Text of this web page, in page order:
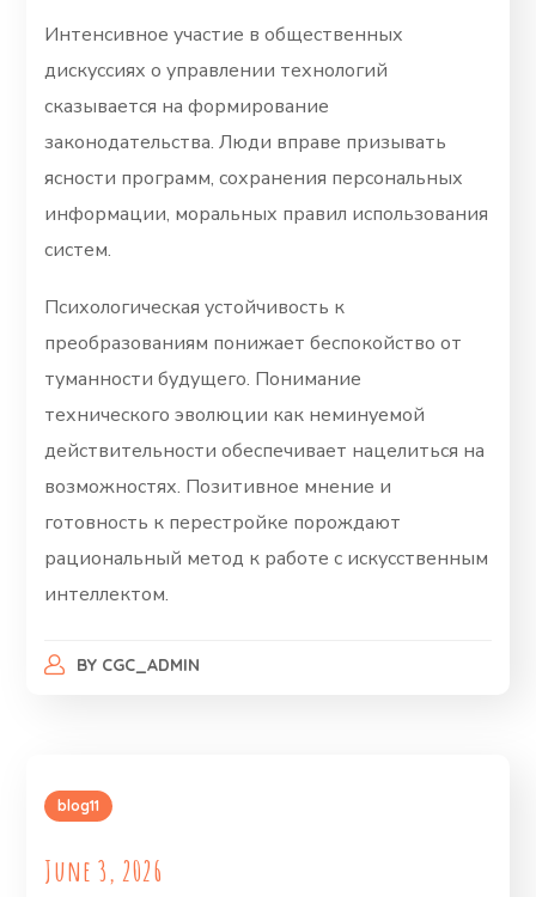
Интенсивное участие в общественных
дискуссиях о управлении технологий
сказывается на формирование
законодательства. Люди вправе призывать
ясности программ, сохранения персональных
информации, моральных правил использования
систем.
Психологическая устойчивость к
преобразованиям понижает беспокойство от
туманности будущего. Понимание
технического эволюции как неминуемой
действительности обеспечивает нацелиться на
возможностях. Позитивное мнение и
готовность к перестройке порождают
рациональный метод к работе с искусственным
интеллектом.
BY CGC_ADMIN
blog11
June 3, 2026